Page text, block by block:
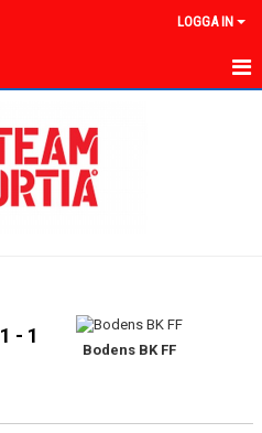
LOGGA IN
1 - 1
Bodens BK FF